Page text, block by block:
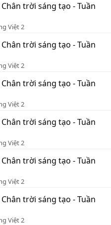
trời sáng tạo - Tuần
Việt 2
trời sáng tạo - Tuần
Việt 2
trời sáng tạo - Tuần
Việt 2
trời sáng tạo - Tuần
Việt 2
trời sáng tạo - Tuần
Việt 2
trời sáng tạo - Tuần
Việt 2